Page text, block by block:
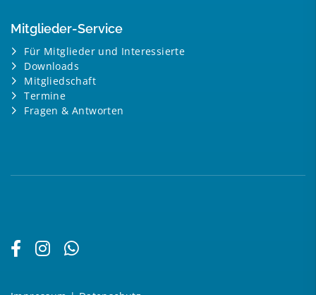
Mitglieder-Service
Für Mitglieder und Interessierte
Downloads
Mitgliedschaft
Termine
Fragen & Antworten